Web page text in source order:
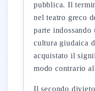
pubblica. Il
nel teatro greco
parte indossando
cultura giudaica
acquistato il
modo contrario
Il secondo